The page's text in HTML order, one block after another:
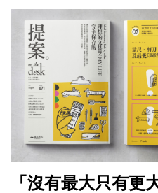
「沒有最大只有更